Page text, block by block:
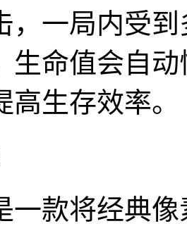
，一局内受
生命值会自
生存效率。
一款将经典